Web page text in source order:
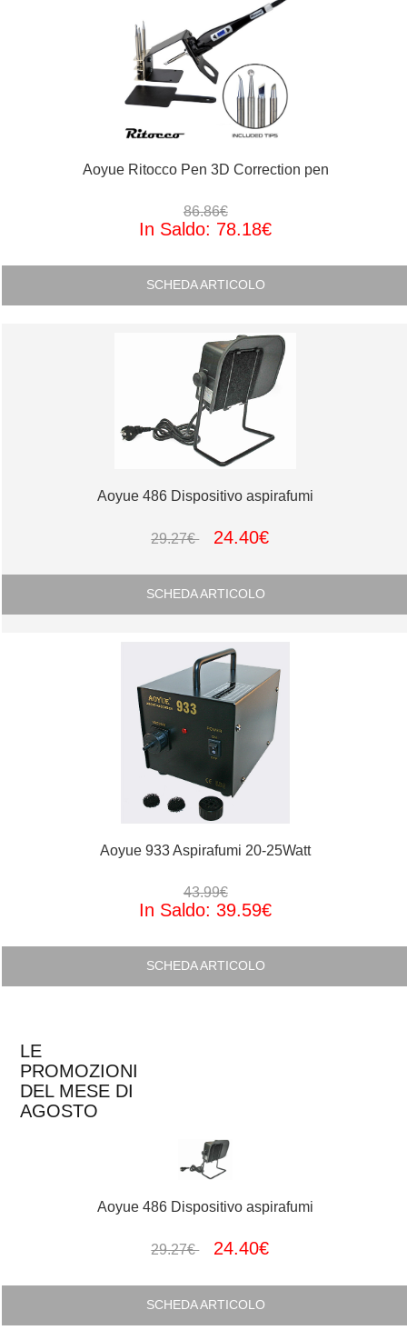
Aoyue Ritocco Pen 3D Correction pen
86.86€
In Saldo: 78.18€
SCHEDA ARTICOLO
Aoyue 486 Dispositivo aspirafumi
29.27€ 24.40€
SCHEDA ARTICOLO
Aoyue 933 Aspirafumi 20-25Watt
43.99€
In Saldo: 39.59€
SCHEDA ARTICOLO
LE
PROMOZIONI
DEL MESE DI
AGOSTO
Aoyue 486 Dispositivo aspirafumi
29.27€ 24.40€
SCHEDA ARTICOLO